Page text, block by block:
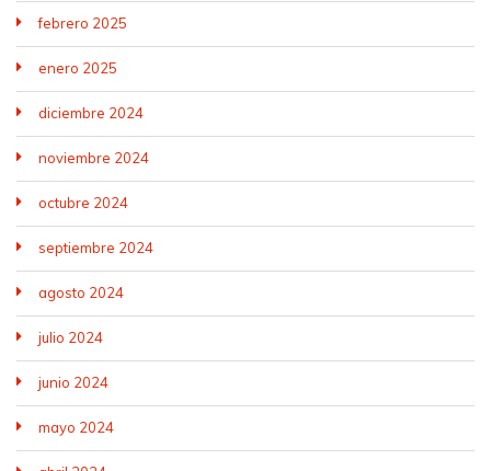
febrero 2025
enero 2025
diciembre 2024
noviembre 2024
octubre 2024
septiembre 2024
agosto 2024
julio 2024
junio 2024
mayo 2024